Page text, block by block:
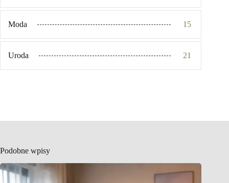
Moda 15
Uroda 21
Podobne wpisy